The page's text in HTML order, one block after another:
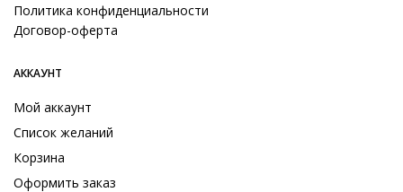
Политика конфиденциальности
Договор-оферта
АККАУНТ
Мой аккаунт
Список желаний
Корзина
Оформить заказ